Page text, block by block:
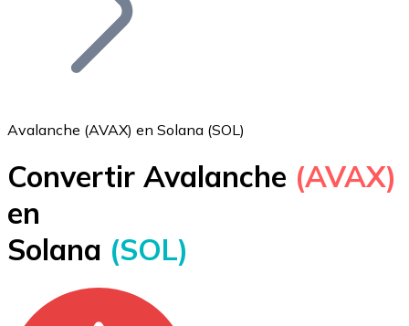
Bitcoin
Avalanche (AVAX) en Solana (SOL)
Convertir Avalanche (AVAX)
en
Solana (SOL)